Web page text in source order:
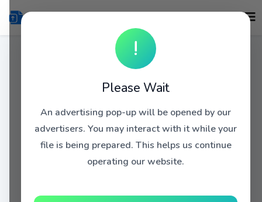
!
Please Wait
An advertising pop-up will be opened by our
advertisers. You may interact with it while your
file is being prepared. This helps us continue
operating our website.